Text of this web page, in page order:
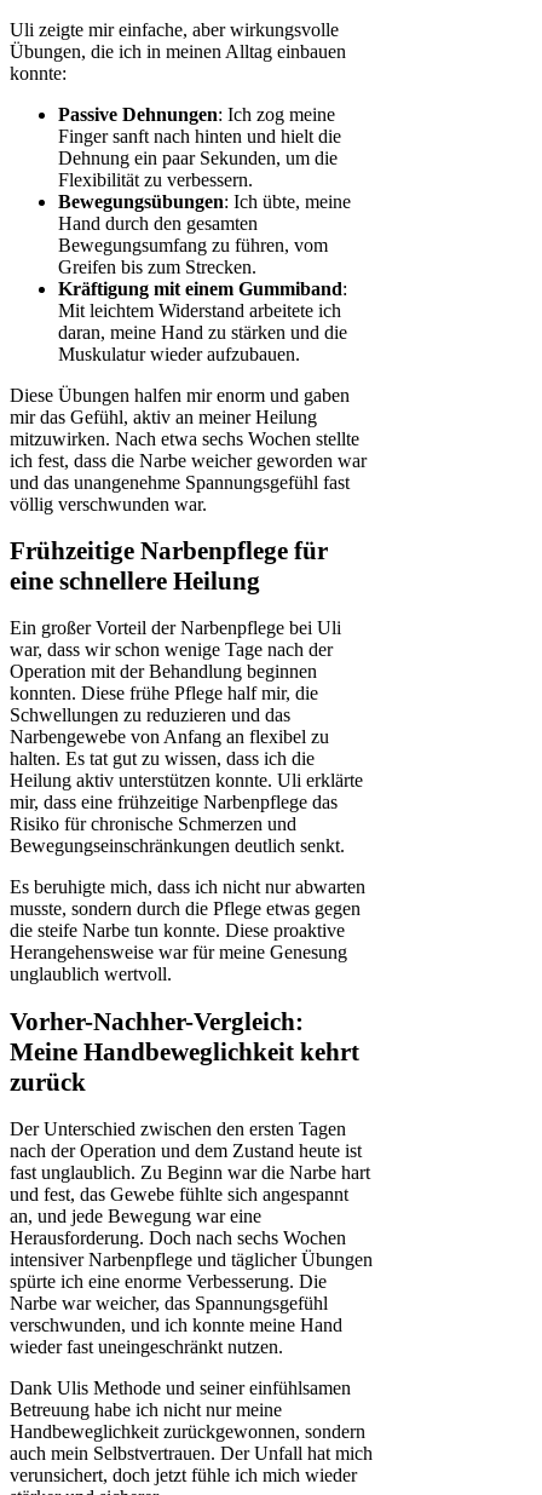
Uli zeigte mir einfache, aber wirkungsvolle
Übungen, die ich in meinen Alltag einbauen
konnte:
Passive Dehnungen: Ich zog meine
Finger sanft nach hinten und hielt die
Dehnung ein paar Sekunden, um die
Flexibilität zu verbessern.
Bewegungsübungen: Ich übte, meine
Hand durch den gesamten
Bewegungsumfang zu führen, vom
Greifen bis zum Strecken.
Kräftigung mit einem Gummiband:
Mit leichtem Widerstand arbeitete ich
daran, meine Hand zu stärken und die
Muskulatur wieder aufzubauen.
Diese Übungen halfen mir enorm und gaben
mir das Gefühl, aktiv an meiner Heilung
mitzuwirken. Nach etwa sechs Wochen stellte
ich fest, dass die Narbe weicher geworden war
und das unangenehme Spannungsgefühl fast
völlig verschwunden war.
Frühzeitige Narbenpflege für
eine schnellere Heilung
Ein großer Vorteil der Narbenpflege bei Uli
war, dass wir schon wenige Tage nach der
Operation mit der Behandlung beginnen
konnten. Diese frühe Pflege half mir, die
Schwellungen zu reduzieren und das
Narbengewebe von Anfang an flexibel zu
halten. Es tat gut zu wissen, dass ich die
Heilung aktiv unterstützen konnte. Uli erklärte
mir, dass eine frühzeitige Narbenpflege das
Risiko für chronische Schmerzen und
Bewegungseinschränkungen deutlich senkt.
Es beruhigte mich, dass ich nicht nur abwarten
musste, sondern durch die Pflege etwas gegen
die steife Narbe tun konnte. Diese proaktive
Herangehensweise war für meine Genesung
unglaublich wertvoll.
Vorher-Nachher-Vergleich:
Meine Handbeweglichkeit kehrt
zurück
Der Unterschied zwischen den ersten Tagen
nach der Operation und dem Zustand heute ist
fast unglaublich. Zu Beginn war die Narbe hart
und fest, das Gewebe fühlte sich angespannt
an, und jede Bewegung war eine
Herausforderung. Doch nach sechs Wochen
intensiver Narbenpflege und täglicher Übungen
spürte ich eine enorme Verbesserung. Die
Narbe war weicher, das Spannungsgefühl
verschwunden, und ich konnte meine Hand
wieder fast uneingeschränkt nutzen.
Dank Ulis Methode und seiner einfühlsamen
Betreuung habe ich nicht nur meine
Handbeweglichkeit zurückgewonnen, sondern
auch mein Selbstvertrauen. Der Unfall hat mich
verunsichert, doch jetzt fühle ich mich wieder